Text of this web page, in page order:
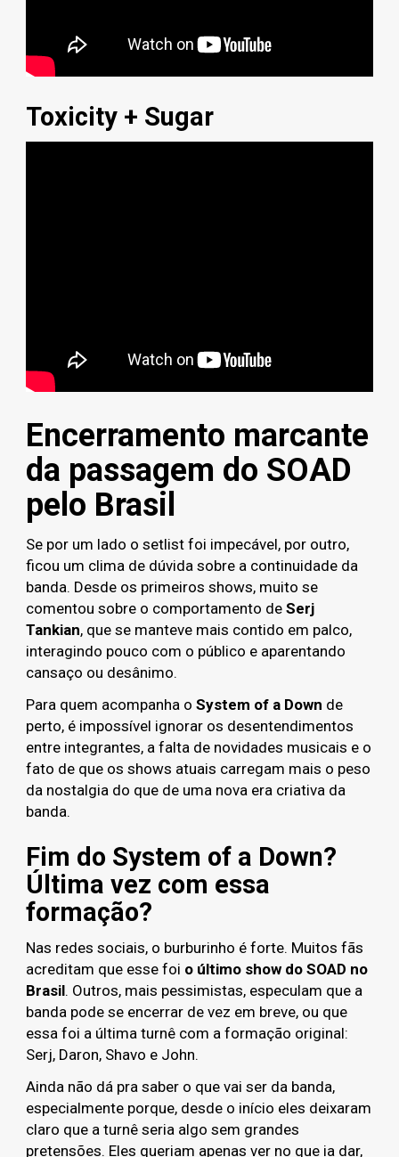
Toxicity + Sugar
Encerramento marcante
da passagem do SOAD
pelo Brasil
Se por um lado o setlist foi impecável, por outro,
ficou um clima de dúvida sobre a continuidade da
banda. Desde os primeiros shows, muito se
comentou sobre o comportamento de Serj
Tankian, que se manteve mais contido em palco,
interagindo pouco com o público e aparentando
cansaço ou desânimo.
Para quem acompanha o System of a Down de
perto, é impossível ignorar os desentendimentos
entre integrantes, a falta de novidades musicais e o
fato de que os shows atuais carregam mais o peso
da nostalgia do que de uma nova era criativa da
banda.
Fim do System of a Down?
Última vez com essa
formação?
Nas redes sociais, o burburinho é forte. Muitos fãs
acreditam que esse foi o último show do SOAD no
Brasil. Outros, mais pessimistas, especulam que a
banda pode se encerrar de vez em breve, ou que
essa foi a última turnê com a formação original:
Serj, Daron, Shavo e John.
Ainda não dá pra saber o que vai ser da banda,
especialmente porque, desde o início eles deixaram
claro que a turnê seria algo sem grandes
pretensões. Eles queriam apenas ver no que ia dar,